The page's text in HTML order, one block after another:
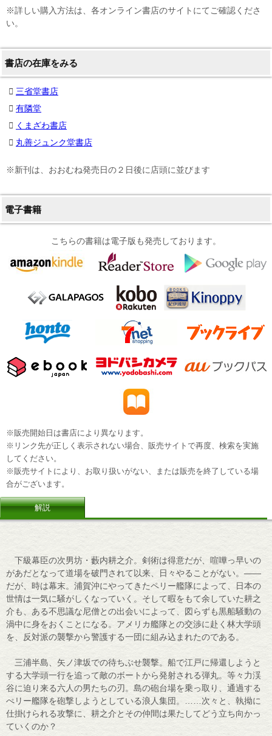
※詳しい購入方法は、各オンライン書店のサイトにてご確認くださ
い。
書店の在庫をみる
三省堂書店
有隣堂
くまざわ書店
丸善ジュンク堂書店
※新刊は、おおむね発売日の２日後に店頭に並びます
電子書籍
こちらの書籍は電子版も発売しております。
※販売開始日は書店により異なります。
※リンク先が正しく表示されない場合、販売サイトで再度、検索を実施
してください。
※販売サイトにより、お取り扱いがない、または販売を終了している場
合がございます。
解説
下級幕臣の次男坊・藪内耕之介。剣術は得意だが、喧嘩っ早いの
があだとなって道場を破門されて以来、日々やることがない。――
だが、時は幕末。浦賀沖にやってきたペリー艦隊によって、日本の
世情は一気に騒がしくなっていく。そして暇をもて余していた耕之
介も、ある不思議な尼僧との出会いによって、図らずも黒船騒動の
渦中に身をおくことになる。アメリカ艦隊との交渉に赴く林大学頭
を、反対派の襲撃から警護する一団に組み込まれたのである。
三浦半島、矢ノ津坂での待ちぶせ襲撃。船で江戸に帰還しようと
する大学頭一行を追って敵のボートから発射される弾丸。等々力渓
谷に迫り来る六人の男たちの刃。島の砲台場を乗っ取り、通過する
ぺリー艦隊を砲撃しようとしている浪人集団。……次々と、執拗に
仕掛けられる攻撃に、耕之介とその仲間は果たしてどう立ち向かっ
ていくのか？